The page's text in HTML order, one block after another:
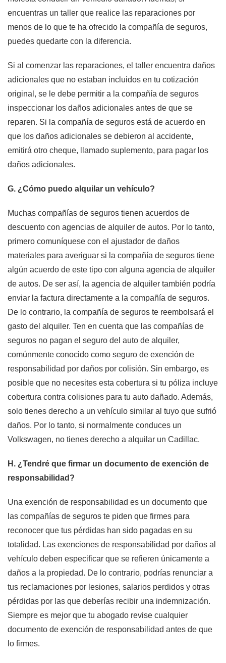
encuentras un taller que realice las reparaciones por
menos de lo que te ha ofrecido la compañía de seguros,
puedes quedarte con la diferencia.
Si al comenzar las reparaciones, el taller encuentra daños
adicionales que no estaban incluidos en tu cotización
original, se le debe permitir a la compañía de seguros
inspeccionar los daños adicionales antes de que se
reparen. Si la compañía de seguros está de acuerdo en
que los daños adicionales se debieron al accidente,
emitirá otro cheque, llamado suplemento, para pagar los
daños adicionales.
G. ¿Cómo puedo alquilar un vehículo?
Muchas compañías de seguros tienen acuerdos de
descuento con agencias de alquiler de autos. Por lo tanto,
primero comuníquese con el ajustador de daños
materiales para averiguar si la compañía de seguros tiene
algún acuerdo de este tipo con alguna agencia de alquiler
de autos. De ser así, la agencia de alquiler también podría
enviar la factura directamente a la compañía de seguros.
De lo contrario, la compañía de seguros te reembolsará el
gasto del alquiler. Ten en cuenta que las compañías de
seguros no pagan el seguro del auto de alquiler,
comúnmente conocido como seguro de exención de
responsabilidad por daños por colisión. Sin embargo, es
posible que no necesites esta cobertura si tu póliza incluye
cobertura contra colisiones para tu auto dañado. Además,
solo tienes derecho a un vehículo similar al tuyo que sufrió
daños. Por lo tanto, si normalmente conduces un
Volkswagen, no tienes derecho a alquilar un Cadillac.
H. ¿Tendré que firmar un documento de exención de
responsabilidad?
Una exención de responsabilidad es un documento que
las compañías de seguros te piden que firmes para
reconocer que tus pérdidas han sido pagadas en su
totalidad. Las exenciones de responsabilidad por daños al
vehículo deben especificar que se refieren únicamente a
daños a la propiedad. De lo contrario, podrías renunciar a
tus reclamaciones por lesiones, salarios perdidos y otras
pérdidas por las que deberías recibir una indemnización.
Siempre es mejor que tu abogado revise cualquier
documento de exención de responsabilidad antes de que
lo firmes.